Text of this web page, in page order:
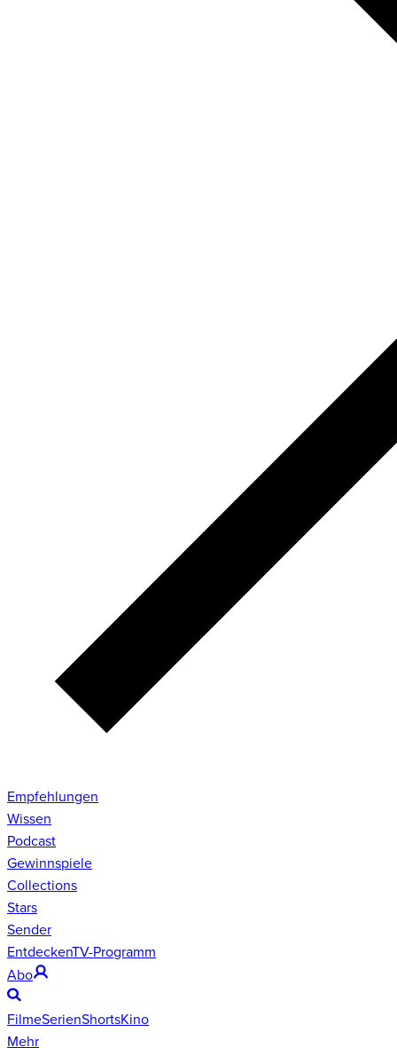
Empfehlungen
Wissen
Podcast
Gewinnspiele
Collections
Stars
Sender
EntdeckenTV-Programm
Abo
FilmeSerienShortsKino
Mehr